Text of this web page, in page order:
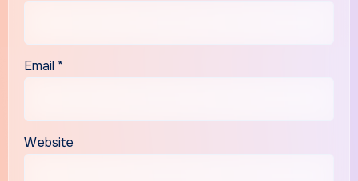
Email *
Website